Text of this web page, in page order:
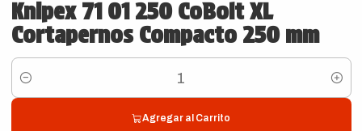
Knipex 71 01 250 CoBolt XL
Cortapernos Compacto 250 mm
Cantidad
Agregar al Carrito